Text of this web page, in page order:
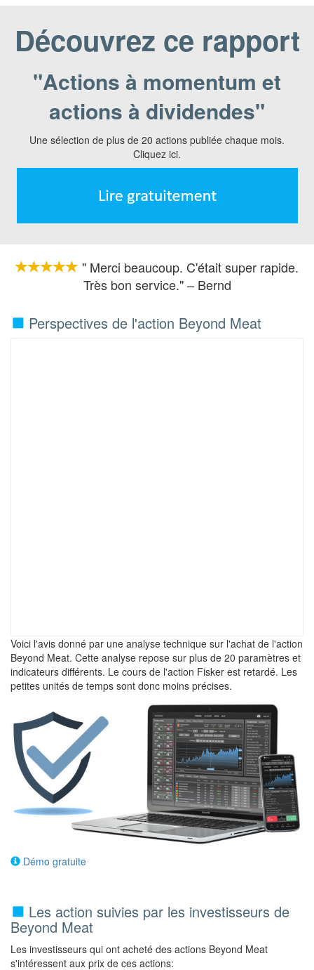
Découvrez ce rapport
"Actions à momentum et
actions à dividendes"
Une sélection de plus de 20 actions publiée chaque mois.
Cliquez ici.
" Merci beaucoup. C'était super rapide.
Très bon service." – Bernd
Perspectives de l'action Beyond Meat
Voici l'avis donné par une analyse technique sur l'achat de l'action
Beyond Meat. Cette analyse repose sur plus de 20 paramètres et
indicateurs différents. Le cours de l'action Fisker est retardé. Les
petites unités de temps sont donc moins précises.
Démo gratuite
Les action suivies par les investisseurs de
Beyond Meat
Les investisseurs qui ont acheté des actions Beyond Meat
s'intéressent aux prix de ces actions: